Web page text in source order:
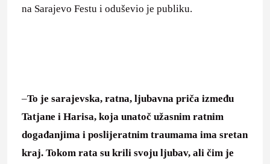
na Sarajevo Festu i oduševio je publiku.
–To je sarajevska, ratna, ljubavna priča između
Tatjane i Harisa, koja unatoč užasnim ratnim
događanjima i poslijeratnim traumama ima sretan
kraj. Tokom rata su krili svoju ljubav, ali čim je